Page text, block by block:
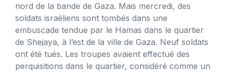
nord de la bande de Gaza. Mais mercredi, des
soldats israéliens sont tombés dans une
embuscade tendue par le Hamas dans le quartier
de Shejaya, à l’est de la ville de Gaza. Neuf soldats
ont été tués. Les troupes avaient effectué des
perquisitions dans le quartier, considéré comme un